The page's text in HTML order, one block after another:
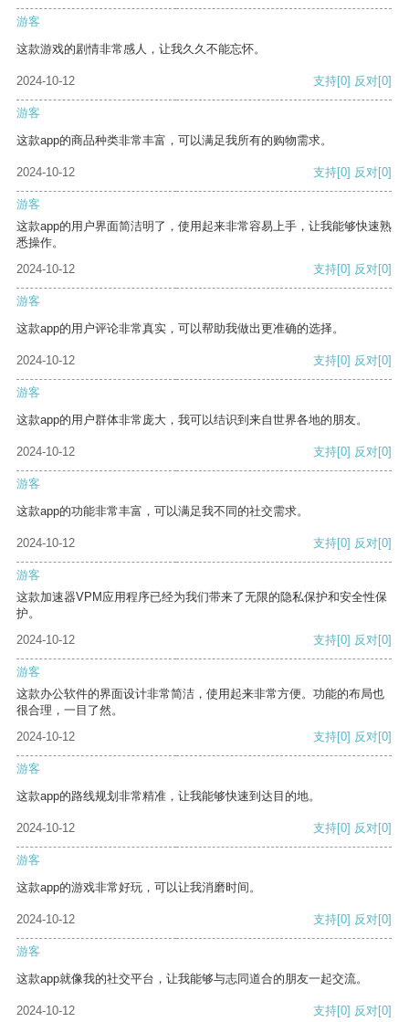
游客
这款游戏的剧情非常感人，让我久久不能忘怀。
2024-10-12 支持[0] 反对[0]
游客
这款app的商品种类非常丰富，可以满足我所有的购物需求。
2024-10-12 支持[0] 反对[0]
游客
这款app的用户界面简洁明了，使用起来非常容易上手，让我能够快速熟
悉操作。
2024-10-12
支持[0] 反对[0]
游客
这款app的用户评论非常真实，可以帮助我做出更准确的选择。
2024-10-12 支持[0] 反对[0]
游客
这款app的用户群体非常庞大，我可以结识到来自世界各地的朋友。
2024-10-12 支持[0] 反对[0]
游客
这款app的功能非常丰富，可以满足我不同的社交需求。
2024-10-12 支持[0] 反对[0]
游客
这款加速器VPM应用程序已经为我们带来了无限的隐私保护和安全性保
护。
2024-10-12
支持[0] 反对[0]
游客
这款办公软件的界面设计非常简洁，使用起来非常方便。功能的布局也
很合理，一目了然。
2024-10-12
支持[0] 反对[0]
游客
这款app的路线规划非常精准，让我能够快速到达目的地。
2024-10-12 支持[0] 反对[0]
游客
这款app的游戏非常好玩，可以让我消磨时间。
2024-10-12 支持[0] 反对[0]
游客
这款app就像我的社交平台，让我能够与志同道合的朋友一起交流。
2024-10-12 支持[0] 反对[0]